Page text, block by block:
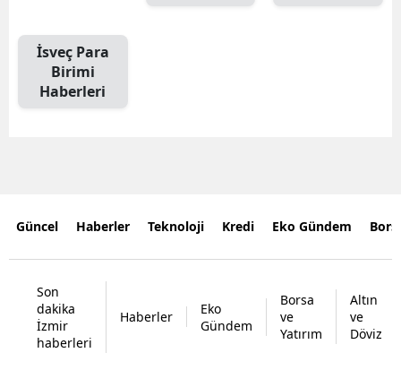
İsveç Para
Birimi
Haberleri
Güncel Haberler Teknoloji Kredi Eko Gündem
Son
dakika
İzmir
haberleri
Haberler
Eko
Gündem
Borsa
ve
Yatırım
Altın
ve
Döviz